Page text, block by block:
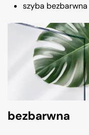
szyba
bezbarwna